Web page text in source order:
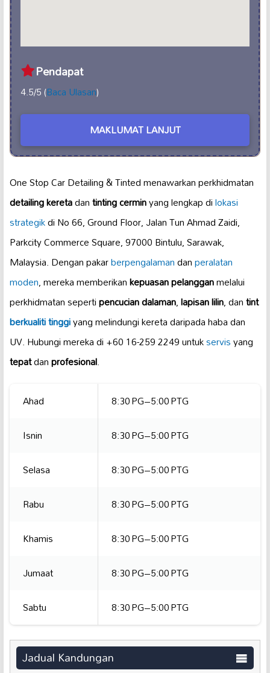
Pendapat
4.5/5 (Baca Ulasan)
MAKLUMAT LANJUT
One Stop Car Detailing & Tinted menawarkan perkhidmatan
detailing keretadantinting cerminyang lengkap dilokasi
strategikdi No 66, Ground Floor, Jalan Tun Ahmad Zaidi,
Parkcity Commerce Square, 97000 Bintulu, Sarawak,
Malaysia. Dengan pakarberpengalamandanperalatan
moden, mereka memberikankepuasan pelangganmelalui
perkhidmatan sepertipencucian dalaman,lapisan lilin, dantint
berkualiti tinggiyang melindungi kereta daripada haba dan
UV. Hubungi mereka di +60 16-259 2249 untukservisyang
tepatdanprofesional.
Ahad
8:30 PG–5:00 PTG
Isnin
8:30 PG–5:00 PTG
Selasa
8:30 PG–5:00 PTG
Rabu
8:30 PG–5:00 PTG
Khamis
8:30 PG–5:00 PTG
Jumaat
8:30 PG–5:00 PTG
Sabtu
8:30 PG–5:00 PTG
Jadual Kandungan